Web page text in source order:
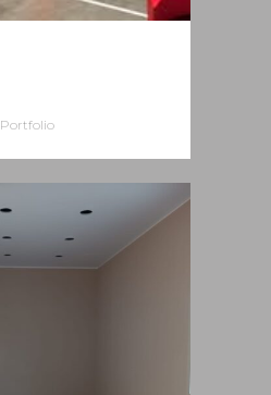
Portfolio